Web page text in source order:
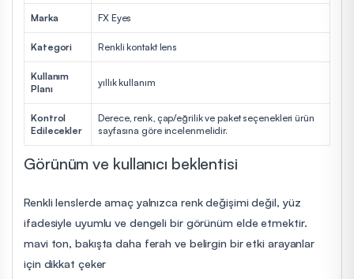
Marka FX Eyes
Kategori Renkli kontakt lens
Kullanım
Planı
yıllık kullanım
Kontrol
Edilecekler
Derece, renk, çap/eğrilik ve paket seçenekleri ürün
sayfasına göre incelenmelidir.
Görünüm ve kullanıcı beklentisi
Renkli lenslerde amaç yalnızca renk değişimi değil, yüz
ifadesiyle uyumlu ve dengeli bir görünüm elde etmektir.
mavi ton, bakışta daha ferah ve belirgin bir etki arayanlar
için dikkat çeker